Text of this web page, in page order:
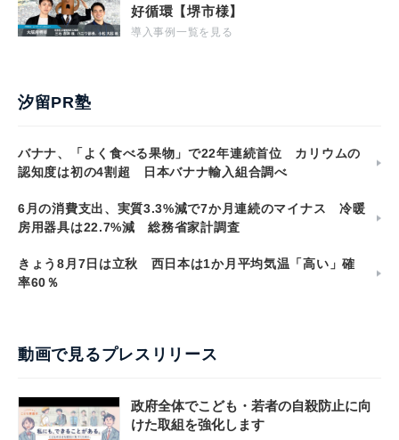
好循環【堺市様】
導入事例一覧を見る
汐留PR塾
バナナ、「よく食べる果物」で22年連続首位 カリウムの
認知度は初の4割超 日本バナナ輸入組合調べ
6月の消費支出、実質3.3%減で7か月連続のマイナス 冷暖
房用器具は22.7%減 総務省家計調査
きょう8月7日は立秋 西日本は1か月平均気温「高い」確
率60％
動画で見るプレスリリース
政府全体でこども・若者の自殺防止に向
けた取組を強化します